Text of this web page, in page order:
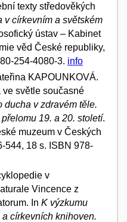
texty středověkých
v církevním a světském
ústav – Kabinet
věd České republiky,
254-4080-3. info
KAPOUNKOVÁ.
ve světle současné
ducha v zdravém těle.
19. a 20. století.
muzeum v Českých
544, 18 s. ISBN 978-
v
Vincence z
In K výzkumu
církevních knihoven.